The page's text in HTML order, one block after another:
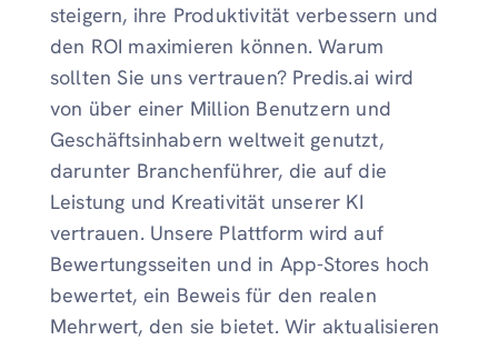
steigern, ihre Produktivität verbessern und
den ROI maximieren können. Warum
sollten Sie uns vertrauen? Predis.ai wird
von über einer Million Benutzern und
Geschäftsinhabern weltweit genutzt,
darunter Branchenführer, die auf die
Leistung und Kreativität unserer KI
vertrauen. Unsere Plattform wird auf
Bewertungsseiten und in App-Stores hoch
bewertet, ein Beweis für den realen
Mehrwert, den sie bietet. Wir aktualisieren